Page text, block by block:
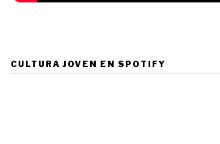
CULTURA JOVEN EN SPOTIFY